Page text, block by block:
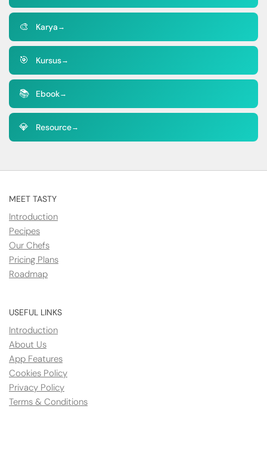
🎨 Karya→
🎯 Kursus→
📚 Ebook→
💎 Resource→
MEET TASTY
Introduction
Pecipes
Our Chefs
Pricing Plans
Roadmap
USEFUL LINKS
Introduction
About Us
App Features
Cookies Policy
Privacy Policy
Terms & Conditions